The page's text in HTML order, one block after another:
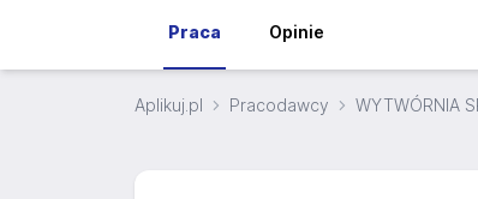
Praca Opinie
Aplikuj.pl Pracodawcy WYTWÓRNIA